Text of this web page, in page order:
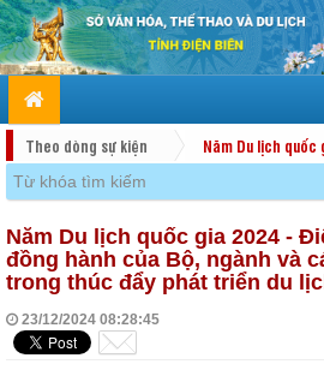
Theo dòng sự kiện Năm Du lịch
Năm Du lịch quốc gia 2024 -
đồng hành của Bộ, ngành và
trong thúc đẩy phát triển du
23/12/2024 08:28:45